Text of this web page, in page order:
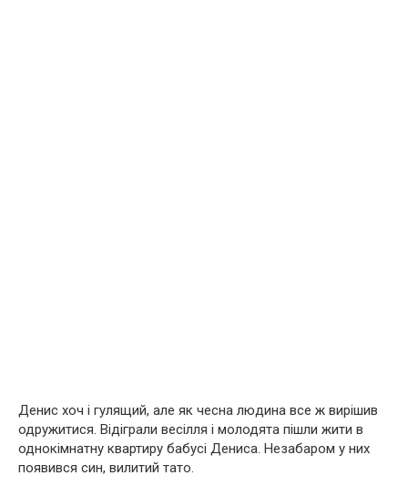
Денис хоч і гулящий, але як чесна людина все ж вирішив
одружитися. Відіграли весілля і молодята пішли жити в
однокімнатну квартиру бабусі Дениса. Незабаром у них
появився син, вилитий тато.